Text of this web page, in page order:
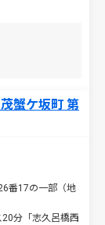
蟹ケ坂町 第
番17の一部（地
分「志久呂橋西